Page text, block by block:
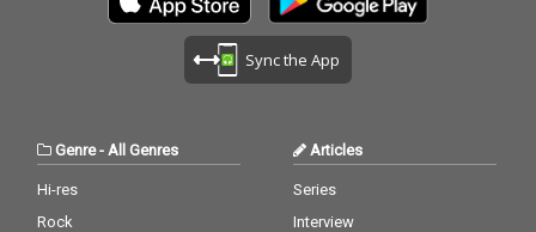
Sync the App
Genre- All Genres
Hi-res
Rock
Articles
Series
Interview